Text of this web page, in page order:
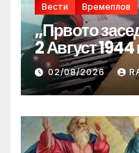
Вести Времеплов
„Првото
2 Август 1944
02/08/2026